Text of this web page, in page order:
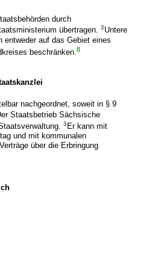
durch
übertragen.3 Untere
entweder auf das Gebiet eines
beschränken.8
nachgeordnet, soweit in § 9
Staatsbetrieb Sächsische
3 Er kann mit
und mit kommunalen
über die Erbringung